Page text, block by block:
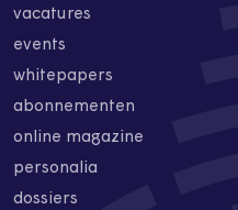
vacatures
events
whitepapers
abonnementen
online magazine
personalia
dossiers